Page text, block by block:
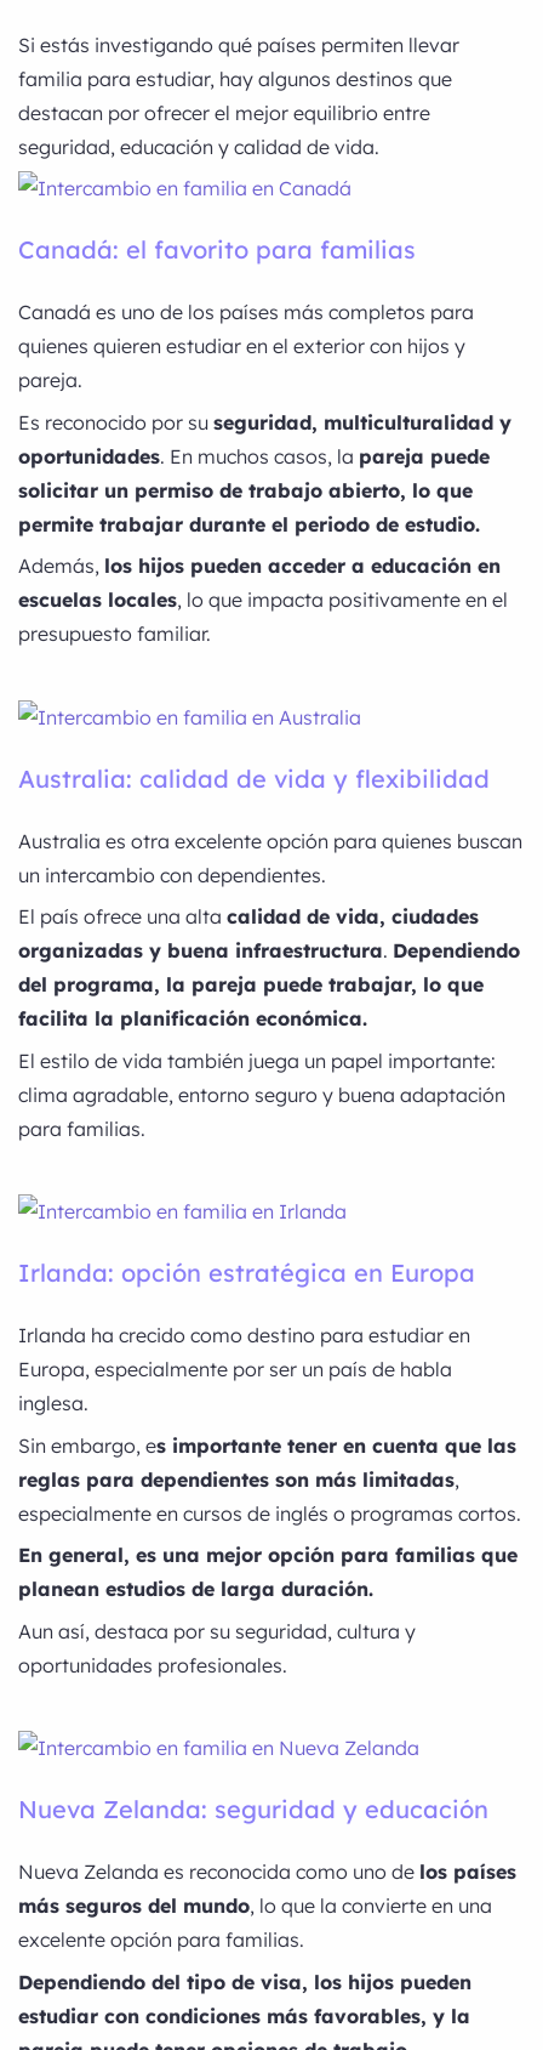
Si estás investigando qué países permiten llevar
familia para estudiar, hay algunos destinos que
destacan por ofrecer el mejor equilibrio entre
seguridad, educación y calidad de vida.
Canadá: el favorito para familias
Canadá es uno de los países más completos para
quienes quieren estudiar en el exterior con hijos y
pareja.
Es reconocido por su seguridad, multiculturalidad y
oportunidades. En muchos casos, la pareja puede
solicitar un permiso de trabajo abierto, lo que
permite trabajar durante el periodo de estudio.
Además, los hijos pueden acceder a educación en
escuelas locales, lo que impacta positivamente en el
presupuesto familiar.
Australia: calidad de vida y flexibilidad
Australia es otra excelente opción para quienes buscan
un intercambio con dependientes.
El país ofrece una alta calidad de vida, ciudades
organizadas y buena infraestructura. Dependiendo
del programa, la pareja puede trabajar, lo que
facilita la planificación económica.
El estilo de vida también juega un papel importante:
clima agradable, entorno seguro y buena adaptación
para familias.
Irlanda: opción estratégica en Europa
Irlanda ha crecido como destino para estudiar en
Europa, especialmente por ser un país de habla
inglesa.
Sin embargo, es importante tener en cuenta que las
reglas para dependientes son más limitadas,
especialmente en cursos de inglés o programas cortos.
En general, es una mejor opción para familias que
planean estudios de larga duración.
Aun así, destaca por su seguridad, cultura y
oportunidades profesionales.
Nueva Zelanda: seguridad y educación
Nueva Zelanda es reconocida como uno de los países
más seguros del mundo, lo que la convierte en una
excelente opción para familias.
Dependiendo del tipo de visa, los hijos pueden
estudiar con condiciones más favorables, y la